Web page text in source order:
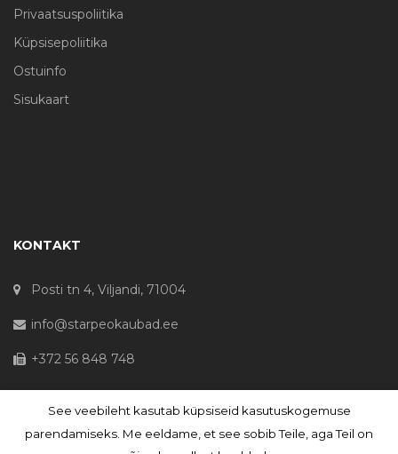
Privaatsuspoliitika
Küpsisepoliitika
Ostuinfo
Sisukaart
KONTAKT
Posti tn 4, Viljandi, 71004
info@starpeokaubad.ee
+372 56 848 748
© Haljaste OÜ 2020 - Registrikood 10645867
See veebileht kasutab küpsiseid kasutuskogemuse
parendamiseks. Me eeldame, et see sobib Teile, aga Teil on